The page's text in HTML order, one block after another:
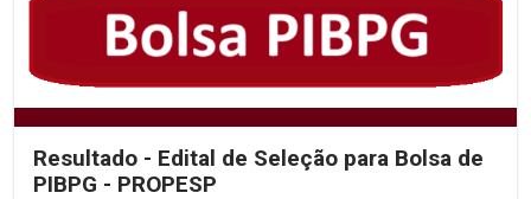
Resultado - Edital de Seleção para Bolsa de
PIBPG - PROPESP